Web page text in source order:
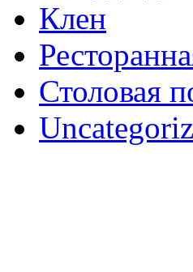
Клен
Столовая